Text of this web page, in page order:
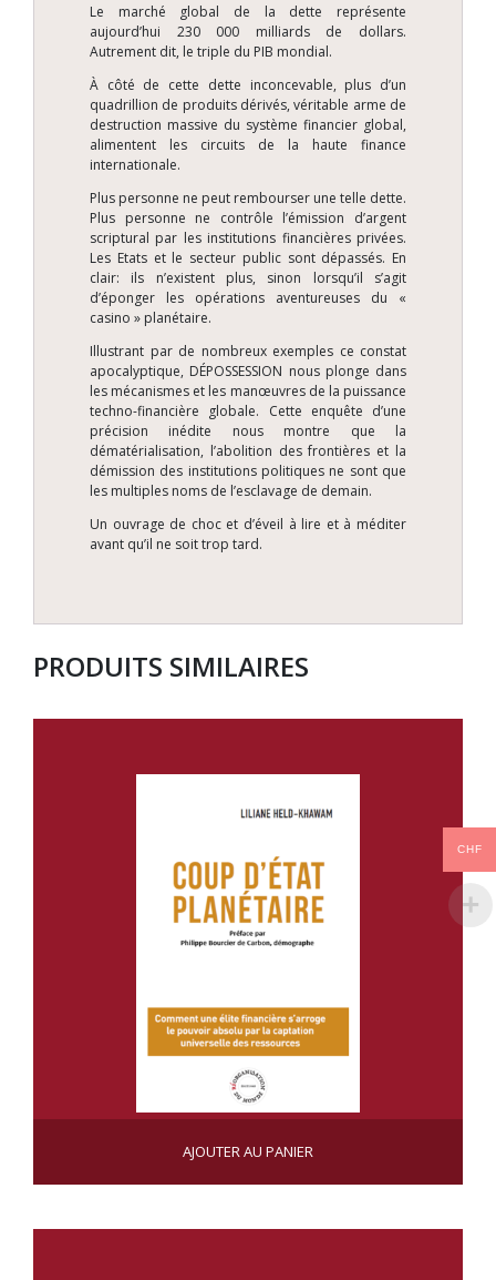
Le marché global de la dette représente
aujourd’hui 230 000 milliards de dollars.
Autrement dit, le triple du PIB mondial.
À côté de cette dette inconcevable, plus d’un
quadrillion de produits dérivés, véritable arme de
destruction massive du système financier global,
alimentent les circuits de la haute finance
internationale.
Plus personne ne peut rembourser une telle dette.
Plus personne ne contrôle l’émission d’argent
scriptural par les institutions financières privées.
Les Etats et le secteur public sont dépassés. En
clair: ils n’existent plus, sinon lorsqu’il s’agit
d’éponger les opérations aventureuses du «
casino » planétaire.
Illustrant par de nombreux exemples ce constat
apocalyptique, DÉPOSSESSION nous plonge dans
les mécanismes et les manœuvres de la puissance
techno-financière globale. Cette enquête d’une
précision inédite nous montre que la
dématérialisation, l’abolition des frontières et la
démission des institutions politiques ne sont que
les multiples noms de l’esclavage de demain.
Un ouvrage de choc et d’éveil à lire et à méditer
avant qu’il ne soit trop tard.
PRODUITS SIMILAIRES
COUP D’ETAT PLANÉTAIRE
AJOUTER AU PANIER
CHF